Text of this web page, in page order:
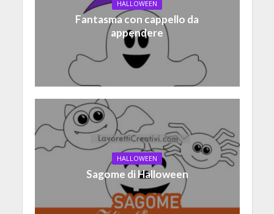
HALLOWEEN
Fantasma con cappello da
appendere
HALLOWEEN
Sagome di Halloween